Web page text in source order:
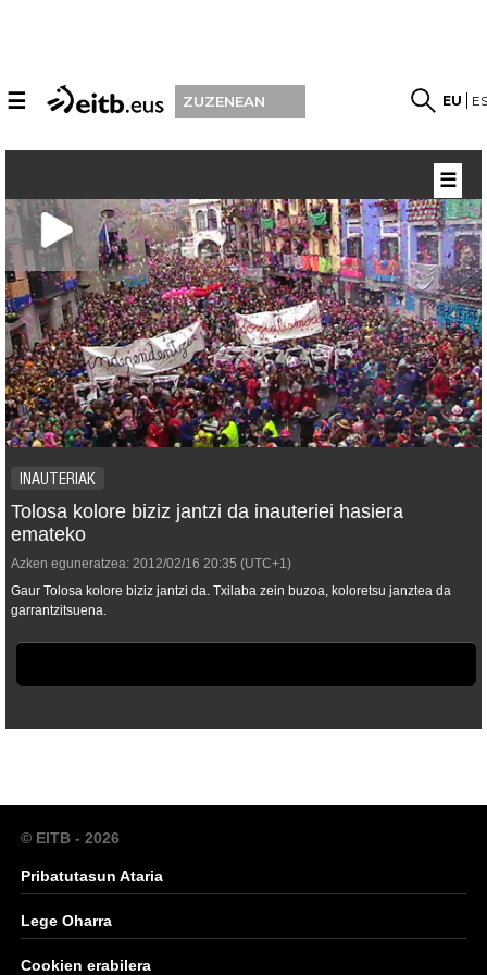
☰ ZUZENEAN EU
INAUTERIAK
Tolosa kolore biziz jantzi da inauteriei hasiera
emateko
Azken eguneratzea: 2012/02/16 20:35 (UTC+1)
Gaur Tolosa kolore biziz jantzi da. Txilaba zein buzoa, koloretsu janztea da
garrantzitsuena.
☰
© EITB - 2026
Pribatutasun Ataria
Lege Oharra
Cookien erabilera